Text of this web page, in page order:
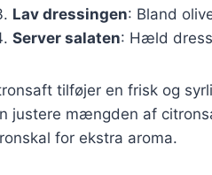
Lav dressingen: Bland
Server salaten: Hæld
tilføjer en frisk og
justere mængden af
for ekstra aroma.